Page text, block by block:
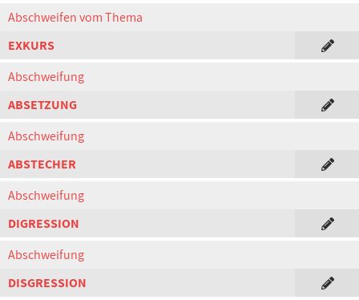
Abschweifen vom Thema
EXKURS
Abschweifung
ABSETZUNG
Abschweifung
ABSTECHER
Abschweifung
DIGRESSION
Abschweifung
DISGRESSION